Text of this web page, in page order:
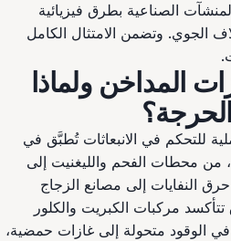
الصناعية بطرق فيزيائية
الجوي. وتضمن الامتثال الكامل
المداخن ولماذا
للتحكم في الانبعاثات تُطبَّق في
محطات الفحم والليغنيت إلى
النفايات إلى مصانع الزجاج
تتأكسد مركبات الكبريت والكلور
في الوقود متحولة إلى غازات حمضية،